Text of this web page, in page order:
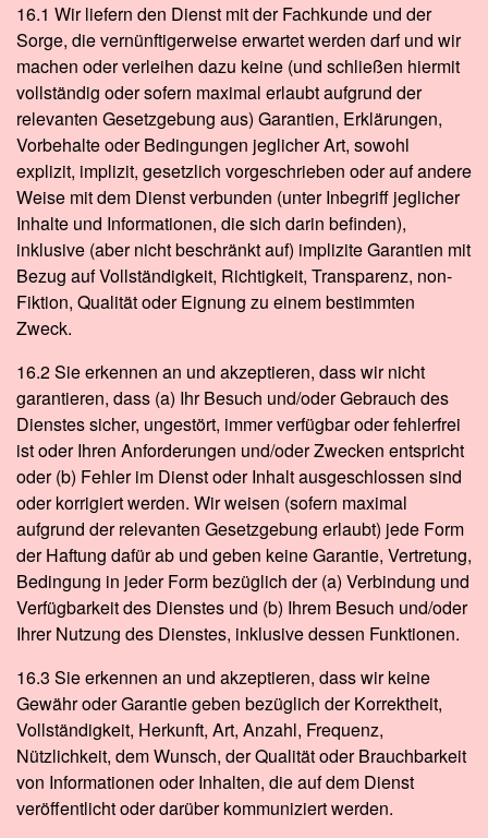
16.1 Wir liefern den Dienst mit der Fachkunde und der
Sorge, die vernünftigerweise erwartet werden darf und wir
machen oder verleihen dazu keine (und schließen hiermit
vollständig oder sofern maximal erlaubt aufgrund der
relevanten Gesetzgebung aus) Garantien, Erklärungen,
Vorbehalte oder Bedingungen jeglicher Art, sowohl
explizit, implizit, gesetzlich vorgeschrieben oder auf andere
Weise mit dem Dienst verbunden (unter Inbegriff jeglicher
Inhalte und Informationen, die sich darin befinden),
inklusive (aber nicht beschränkt auf) implizite Garantien mit
Bezug auf Vollständigkeit, Richtigkeit, Transparenz, non-
Fiktion, Qualität oder Eignung zu einem bestimmten
Zweck.
16.2 Sie erkennen an und akzeptieren, dass wir nicht
garantieren, dass (a) Ihr Besuch und/oder Gebrauch des
Dienstes sicher, ungestört, immer verfügbar oder fehlerfrei
ist oder Ihren Anforderungen und/oder Zwecken entspricht
oder (b) Fehler im Dienst oder Inhalt ausgeschlossen sind
oder korrigiert werden. Wir weisen (sofern maximal
aufgrund der relevanten Gesetzgebung erlaubt) jede Form
der Haftung dafür ab und geben keine Garantie, Vertretung,
Bedingung in jeder Form bezüglich der (a) Verbindung und
Verfügbarkeit des Dienstes und (b) Ihrem Besuch und/oder
Ihrer Nutzung des Dienstes, inklusive dessen Funktionen.
16.3 Sie erkennen an und akzeptieren, dass wir keine
Gewähr oder Garantie geben bezüglich der Korrektheit,
Vollständigkeit, Herkunft, Art, Anzahl, Frequenz,
Nützlichkeit, dem Wunsch, der Qualität oder Brauchbarkeit
von Informationen oder Inhalten, die auf dem Dienst
veröffentlicht oder darüber kommuniziert werden.